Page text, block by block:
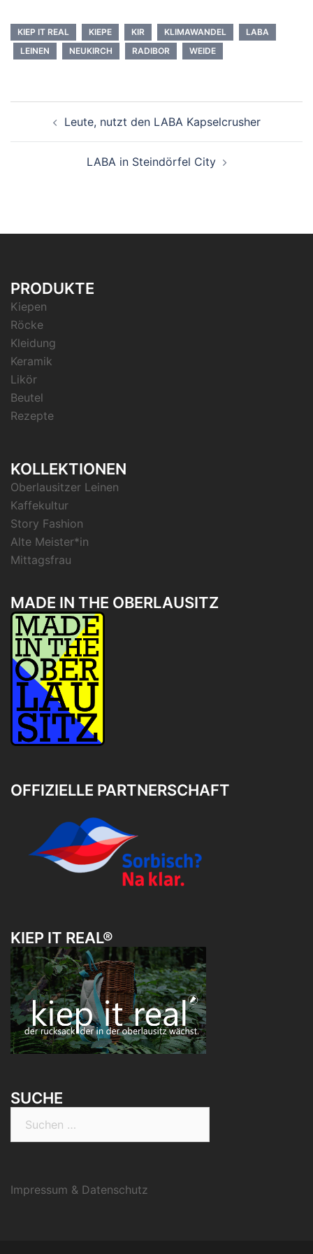
KIEP IT REAL KIEPE KIR KLIMAWANDEL
LABA
LEINEN
NEUKIRCH RADIBOR WEIDE
NavigationLeute, nutzt den LABA Kapselcrusher
LABA in Steindörfel City
PRODUKTE
Kiepen
Röcke
Kleidung
Keramik
Likör
Beutel
Rezepte
KOLLEKTIONEN
Oberlausitzer Leinen
Kaffekultur
Story Fashion
Alte Meister*in
Mittagsfrau
MADE IN THE OBERLAUSITZ
OFFIZIELLE PARTNERSCHAFT
KIEP IT REAL®
SUCHE
nach:
Impressum & Datenschutz